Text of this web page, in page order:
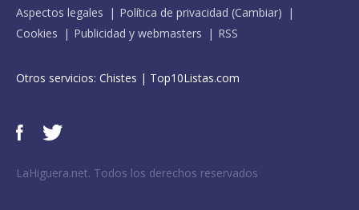
Aspectos legales
Política de privacidad (Cambiar)
Cookies
Publicidad y webmasters RSS
Otros servicios: Chistes | Top10Listas.com
LaHiguera.net. Todos los derechos reservados